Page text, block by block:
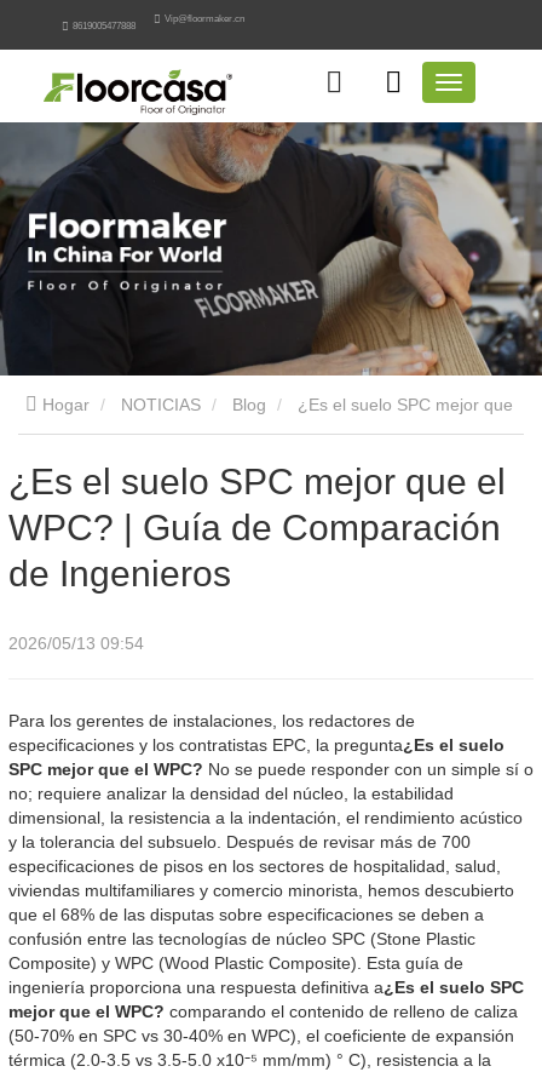
8619005477888
Vip@floormaker.cn
Hogar NOTICIAS Blog
¿Es el suelo SPC mejor que el
WPC? | Guía de Comparación
de Ingenieros
2026/05/13 09:54
Para los gerentes de instalaciones, los redactores de
especificaciones y los contratistas EPC, la pregunta¿Es el suelo
SPC mejor que el WPC? No se puede responder con un simple sí o
no; requiere analizar la densidad del núcleo, la estabilidad
dimensional, la resistencia a la indentación, el rendimiento acústico
y la tolerancia del subsuelo. Después de revisar más de 700
especificaciones de pisos en los sectores de hospitalidad, salud,
viviendas multifamiliares y comercio minorista, hemos descubierto
que el 68% de las disputas sobre especificaciones se deben a
confusión entre las tecnologías de núcleo SPC (Stone Plastic
Composite) y WPC (Wood Plastic Composite). Esta guía de
ingeniería proporciona una respuesta definitiva a¿Es el suelo SPC
mejor que el WPC? comparando el contenido de relleno de caliza
(50-70% en SPC vs 30-40% en WPC), el coeficiente de expansión
térmica (2.0-3.5 vs 3.5-5.0 x10⁻⁵ mm/mm) ° C), resistencia a la